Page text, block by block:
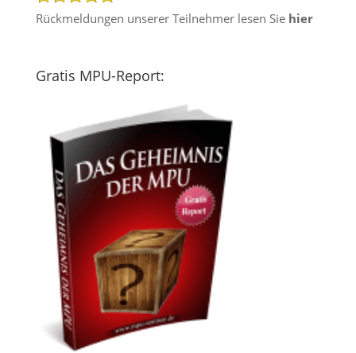
Rückmeldungen unserer Teilnehmer lesen Sie hier
Gratis MPU-Report: